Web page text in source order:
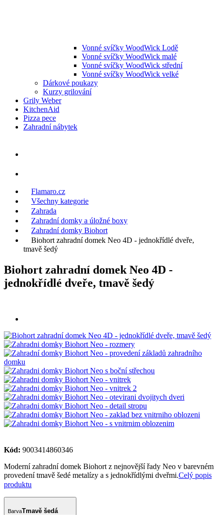
Vonné svíčky WoodWick Lodě
Vonné svíčky WoodWick malé
Vonné svíčky WoodWick střední
Vonné svíčky WoodWick velké
Dárkové poukazy
Kurzy grilování
Grily Weber
KitchenAid
Pizza pece
Zahradní nábytek
Flamaro.cz
Všechny kategorie
Zahrada
Zahradní domky a úložné boxy
Zahradní domky Biohort
Biohort zahradní domek Neo 4D - jednokřídlé dveře,
tmavě šedý
Biohort zahradní domek Neo 4D -
jednokřídlé dveře, tmavě šedý
Kód: 9003414860346
Moderní zahradní domek Biohort z nejnovější řady Neo v barevném
provedení tmavě šedé metalízy a s jednokřídlými dveřmi.Celý popis
produktu
BarvaTmavě šedá